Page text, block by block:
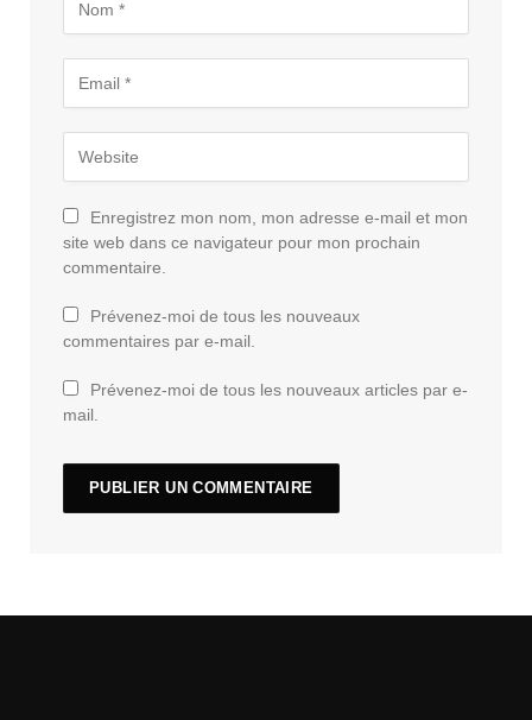
Enregistrez mon nom, mon adresse e-mail et mon
site web dans ce navigateur pour mon prochain
commentaire.
Prévenez-moi de tous les nouveaux
commentaires par e-mail.
Prévenez-moi de tous les nouveaux articles par e-
mail.